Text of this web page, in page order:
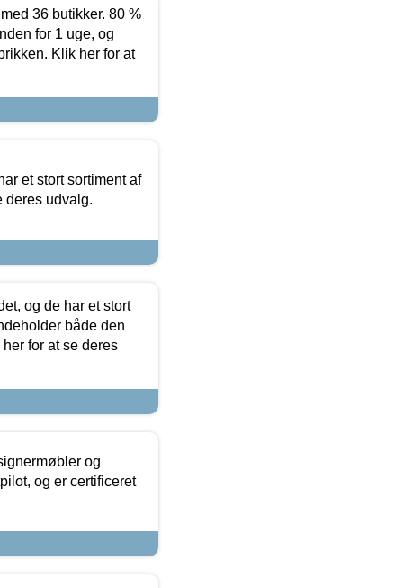
36 butikker. 80 %
for 1 uge, og
Klik her for at
et stort sortiment af
deres udvalg.
og de har et stort
både den
for at se deres
og
og er certificeret